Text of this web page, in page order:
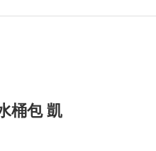
桶包 凱